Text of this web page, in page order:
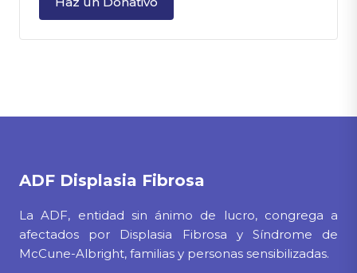
ADF Displasia Fibrosa
La ADF, entidad sin ánimo de lucro, congrega a
afectados por Displasia Fibrosa y Síndrome de
McCune-Albright, familias y personas sensibilizadas.